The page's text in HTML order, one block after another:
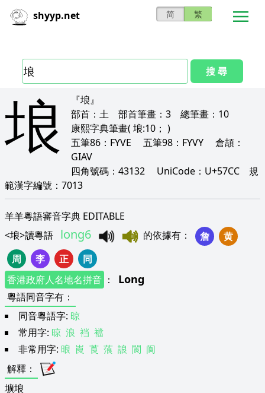
shyyp.net 简 繁
搜 尋
埌
『埌』
部首： 土 部首筆畫： 3 總筆畫： 10
康熙字典筆畫( 埌:10； )
五筆86： FYVE 五筆98： FYVY 倉頡：
GIAV
四角號碼： 43132 UniCode： U+57CC 規
範漢字編號： 7013
羊羊粵語審音字典 EDITABLE
<埌>讀粵語 long6 的依據有 ： 詹
黄
周
李 正
同
香港政府人名地名拼音 ： Long
粵語同音字有 ：
同音粵語字: 晾
常用字: 晾 浪 裆 襠
非常用字: 㫰 崀 莨 蒗 誏 閬 阆
解釋 ：
壙埌